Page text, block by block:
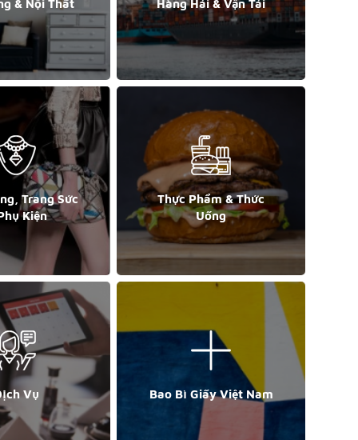
& Nội Thất Hàng Hải & Vận Tải
Trang Sức
Kiện
Thực Phẩm & Thức
Uống
Vụ Bao Bì Giấy Việt Nam